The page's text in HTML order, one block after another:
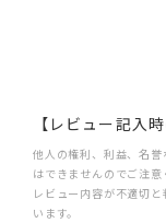
【レビュー記入
他人の権利、利益、名
はできませんのでご注意
レビュー内容が不適切
います。